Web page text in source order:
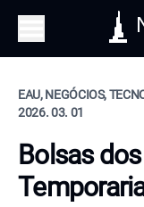
EAU, NEGÓCIOS,
2026. 03. 01
Bolsas